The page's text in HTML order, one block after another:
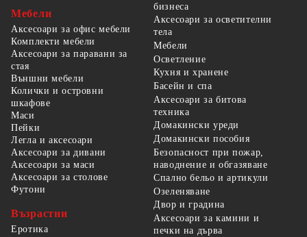
Мебели
Аксесоари за офис мебели
Комплекти мебели
Аксесоари за паравани за
стая
Външни мебели
Колички и островни
шкафове
Маси
Пейки
Легла и аксесоари
Аксесоари за дивани
Аксесоари за маси
Аксесоари за столове
Футони
Възрастни
Еротика
бизнеса
Аксесоари за осветителни
тела
Мебели
Осветление
Кухня и хранене
Басейн и спа
Аксесоари за битова
техника
Домакински уреди
Домакински пособия
Безопасност при пожар,
наводнение и обгазяване
Спално бельо и артикули
Озеленяване
Двор и градина
Аксесоари за камини и
печки на дърва